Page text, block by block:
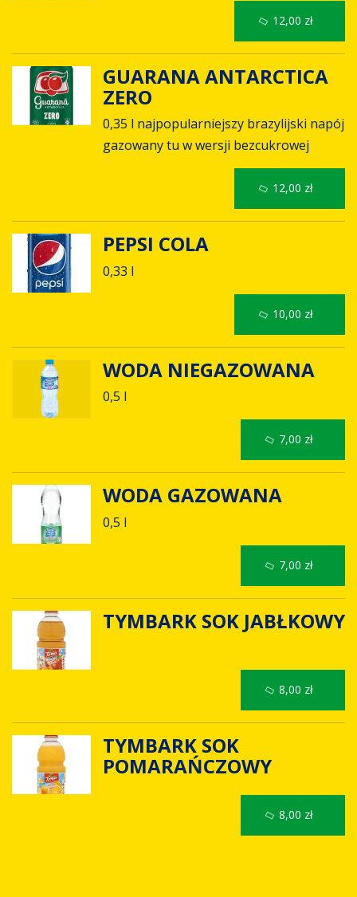
GUARANA ANTARCTICA
ZERO
0,35 l najpopularniejszy brazylijski napój
gazowany tu w wersji bezcukrowej
PEPSI COLA
0,33 l
WODA NIEGAZOWANA
0,5 l
WODA GAZOWANA
0,5 l
TYMBARK SOK JABŁKOWY
TYMBARK SOK
POMARAŃCZOWY